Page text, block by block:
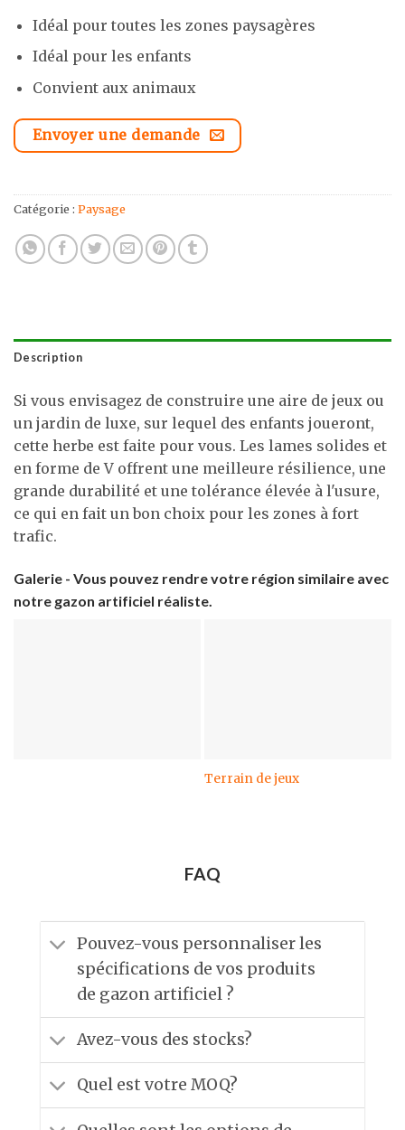
Idéal pour toutes les zones paysagères
Idéal pour les enfants
Convient aux animaux
Envoyer une demande
Catégorie : Paysage
Description
Si vous envisagez de construire une aire de jeux ou
un jardin de luxe, sur lequel des enfants joueront,
cette herbe est faite pour vous. Les lames solides et
en forme de V offrent une meilleure résilience, une
grande durabilité et une tolérance élevée à l'usure,
ce qui en fait un bon choix pour les zones à fort
trafic.
Galerie - Vous pouvez rendre votre région similaire avec
notre gazon artificiel réaliste.
Terrain de jeux
FAQ
Pouvez-vous personnaliser les
spécifications de vos produits
de gazon artificiel ?
Avez-vous des stocks?
Quel est votre MOQ?